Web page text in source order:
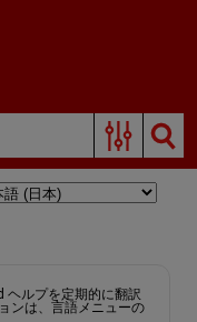
プする
ヘルプを定期的に翻訳
ンは、言語メニューの